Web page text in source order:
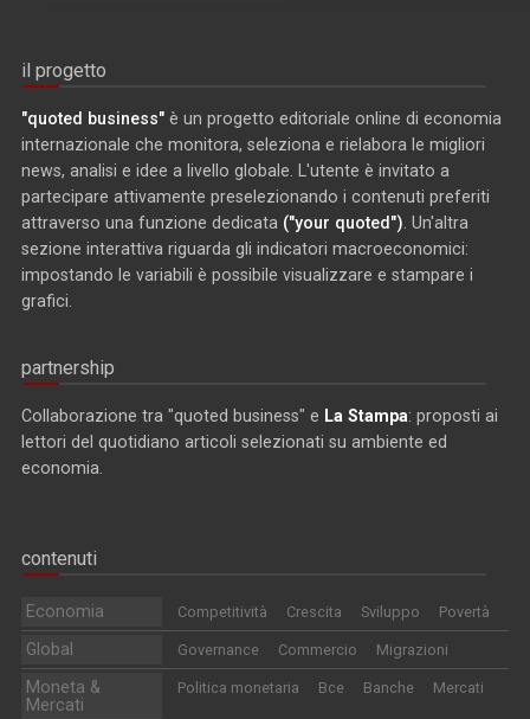
il progetto
"quoted business" è un progetto editoriale online di economia
internazionale che monitora, seleziona e rielabora le migliori
news, analisi e idee a livello globale. L'utente è invitato a
partecipare attivamente preselezionando i contenuti preferiti
attraverso una funzione dedicata ("your quoted") . Un'altra
sezione interattiva riguarda gli indicatori macroeconomici:
impostando le variabili è possibile visualizzare e stampare i
grafici.
partnership
Collaborazione tra "quoted business" e La Stampa: proposti ai
lettori del quotidiano articoli selezionati su ambiente ed
economia.
contenuti
Economia Competitività Crescita Sviluppo Povertà
Global Governance Commercio Migrazioni
Moneta &
Mercati
Politica monetaria Bce Banche Mercati